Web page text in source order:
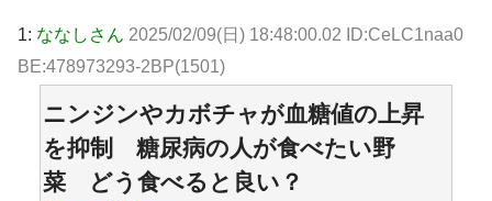
1: ななしさん 2025/02/09(日) 18:48:00.02 ID:CeLC1naa0
BE:478973293-2BP(1501)
ニンジンやカボチャが血糖値の上昇
を抑制 糖尿病の人が食べたい野
菜 どう食べると良い？